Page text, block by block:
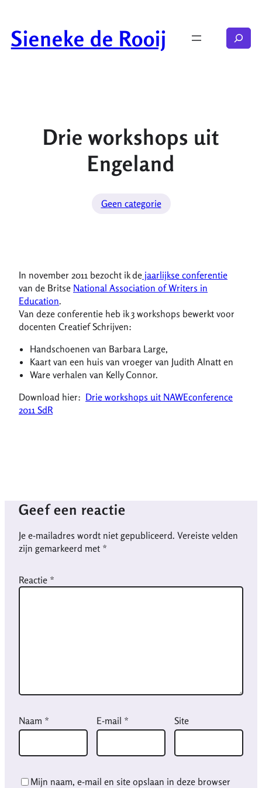
naar
deSieneke de Rooij Zoeken
Drie workshops uit
Engeland
Geen categorie
In november 2011 bezocht ik de jaarlijkse conferentie
van de Britse National Association of Writers in
Education.
Van deze conferentie heb ik 3 workshops bewerkt voor
docenten Creatief Schrijven:
Handschoenen van Barbara Large,
Kaart van een huis van vroeger van Judith Alnatt en
Ware verhalen van Kelly Connor.
Download hier: Drie workshops uit NAWEconference
2011 SdR
Geef een reactie
Je e-mailadres wordt niet gepubliceerd. Vereiste velden
zijn gemarkeerd met *
Reactie *
Naam * E-mail * Site
Mijn naam, e-mail en site opslaan in deze browser